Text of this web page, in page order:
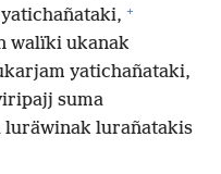
+
walïki ukanak
yatichañataki,
suma
luräwinak lurañatakis